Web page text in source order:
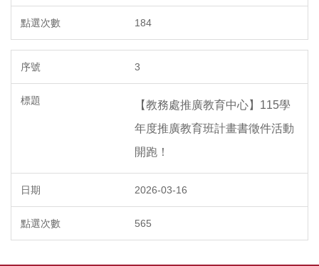
184
3
【教務處推廣教育中心】115學
年度推廣教育班計畫書徵件活動
開跑！
2026-03-16
565